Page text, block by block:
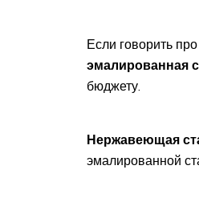
Если говорить
эмалированная
бюджету.
Нержавеющая
эмалированной